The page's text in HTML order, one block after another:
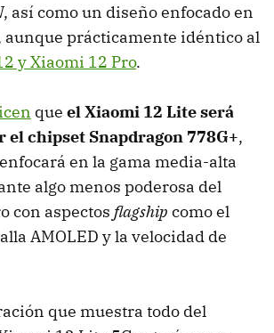
así como un diseño enfocado en
aunque prácticamente idéntico al
y Xiaomi 12 Pro.
que el Xiaomi 12 Lite será
el chipset Snapdragon 778G+,
en la gama media-alta
algo menos poderosa del
con aspectos flagship como el
AMOLED y la velocidad de
que muestra todo del